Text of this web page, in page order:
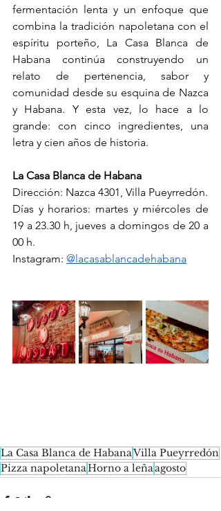
fermentación lenta y un enfoque que
combina la tradición napoletana con el
espíritu porteño, La Casa Blanca de
Habana continúa construyendo un
relato de pertenencia, sabor y
comunidad desde su esquina de Nazca
y Habana. Y esta vez, lo hace a lo
grande: con cinco ingredientes, una
letra y cien años de historia.
La Casa Blanca de Habana
Dirección: Nazca 4301, Villa Pueyrredón.
Días y horarios: martes y miércoles de
19 a 23.30 h, jueves a domingos de 20 a
00 h.
Instagram: @lacasablancadehabana
La Casa Blanca de HabanaVilla Pueyrredón
Pizza napoletanaHorno a leñaagosto